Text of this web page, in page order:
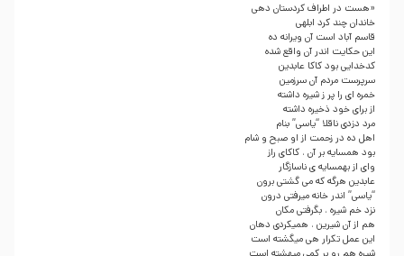
«هست در اطراف کردستان دهی
خاندان چند کرد ابلهی
قاسم آباد است آن ویرانه ده
این حکایت اندر آن واقع شده
کدخدایی بود کاکا عابدین
سرپرست مردم آن سرزمین
خمره ای را پر ز شیره داشته
از برای خود ذخیره داشته
مرد دزدی ناقلا “یاسی” بنام
اهل ده در زحمت از او صبح و شام
بود همسایه بر آن ، کاکای راز
وای از بهمسایه ی ناسازگار
عابدین هرگه که می گشتی برون
“یاسی” اندر خانه میرفتی درون
نزد خم شیره ، بگرفتی مکان
هم از آن شیرین ، همیکردی دهان
این عمل تکرار هی میگشته است